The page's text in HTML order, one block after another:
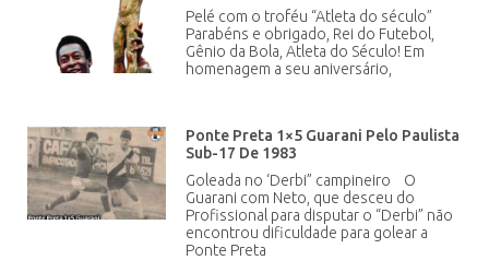
Pelé com o troféu “Atleta do século”
Parabéns e obrigado, Rei do Futebol,
Gênio da Bola, Atleta do Século! Em
homenagem a seu aniversário,
Ponte Preta 1×5 Guarani Pelo Paulista
Sub-17 De 1983
Goleada no ‘Derbi” campineiro O
Guarani com Neto, que desceu do
Profissional para disputar o “Derbi” não
encontrou dificuldade para golear a
Ponte Preta